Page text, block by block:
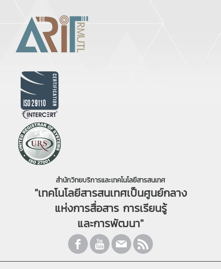
สำนักวิทยบริการและเทคโนโลยีสารสนเทศ
"เทคโนโลยีสารสนเทศเป็นศูนย์กลาง
แห่งการสื่อสาร การเรียนรู้
และการพัฒนา"